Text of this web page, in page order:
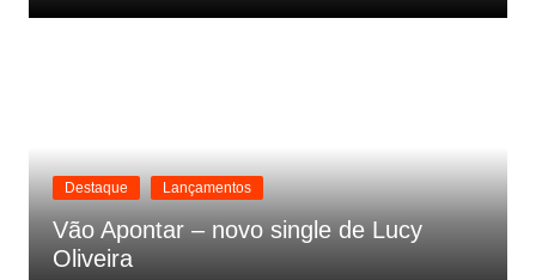
Destaque Lançamentos
Vão Apontar – novo single de Lucy
Oliveira